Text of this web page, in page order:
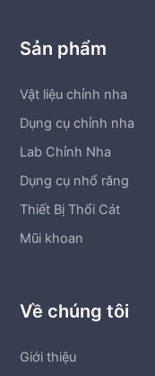
Sản phẩm
Vật liệu chỉnh nha
Dụng cụ chỉnh nha
Lab Chỉnh Nha
Dụng cụ nhổ răng
Thiết Bị Thổi Cát
Mũi khoan
Về chúng tôi
Giới thiệu